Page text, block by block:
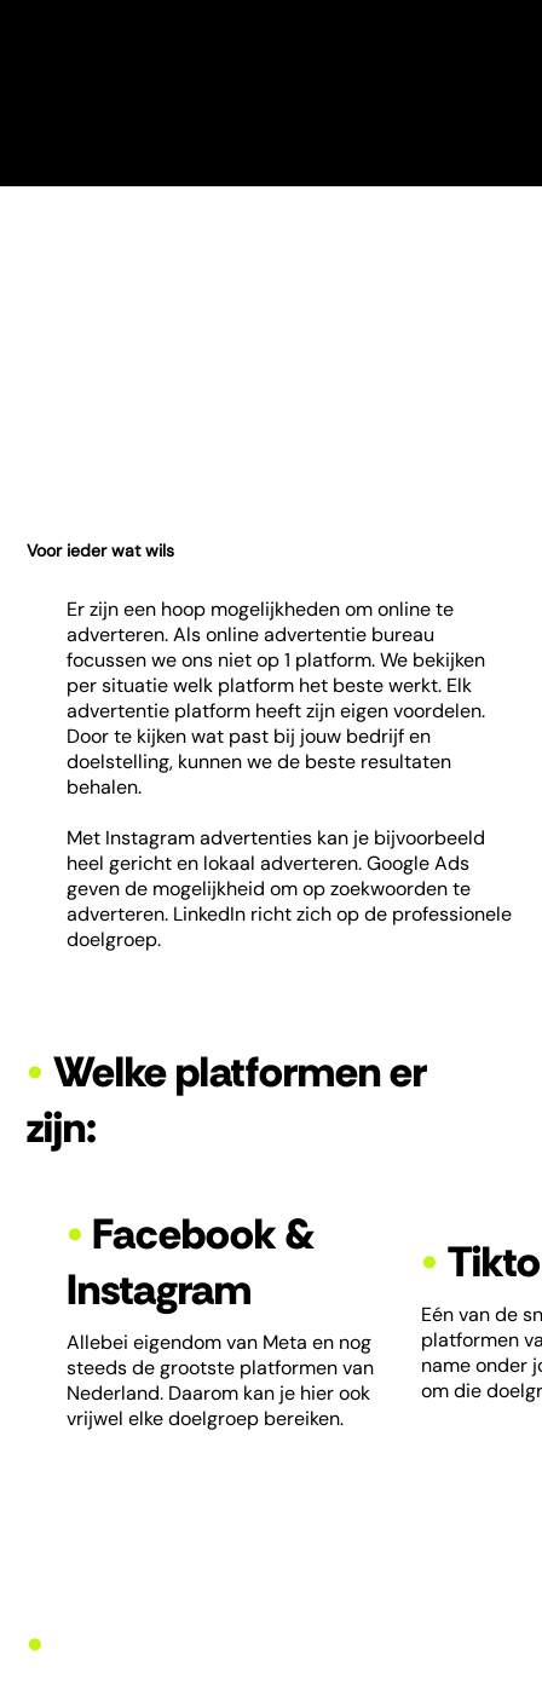
• Facebook &
Instagram
Allebei eigendom van Meta en nog
steeds de grootste platformen van
Nederland. Daarom kan je hier ook
vrijwel elke doelgroep bereiken.
•
Eén van de
platformen
name onder
om die
• Welke platformen er
zijn:
Centrum
•
Voor ieder wat wils
Er zijn een hoop mogelijkheden om online te
adverteren. Als online advertentie bureau
focussen we ons niet op 1 platform. We bekijken
per situatie welk platform het beste werkt. Elk
advertentie platform heeft zijn eigen voordelen.
Door te kijken wat past bij jouw bedrijf en
doelstelling, kunnen we de beste resultaten
behalen.
Met Instagram advertenties kan je bijvoorbeeld
heel gericht en lokaal adverteren. Google Ads
geven de mogelijkheid om op zoekwoorden te
adverteren. LinkedIn richt zich op de professionele
doelgroep.